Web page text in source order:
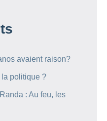
avaient raison?
la politique ?
: Au feu, les